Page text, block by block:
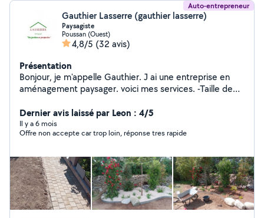
Auto-entrepreneur
Gauthier Lasserre (gauthier lasserre)
Paysagiste
Poussan (Ouest)
4,8/5 (32 avis)
Présentation
Bonjour, je m'appelle Gauthier. J ai une entreprise en
aménagement paysager. voici mes services. -Taille de
N'hésitez pas à m'envoyer vos coordonnées par
message si vous essayez de me joindre.
Dernier avis laissé par Leon : 4/5
Il y a 6 mois
Offre non accepte car trop loin, réponse tres rapide